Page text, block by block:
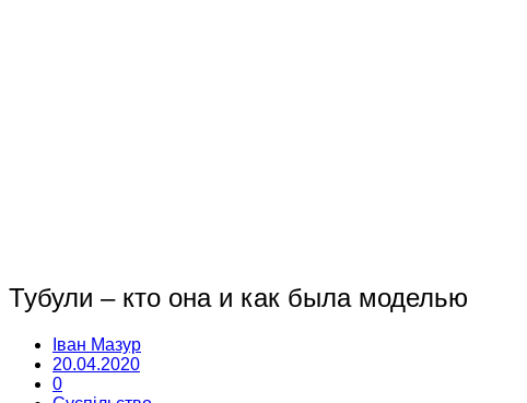
Тубули – кто она и как была моделью
Іван Мазур
20.04.2020
0